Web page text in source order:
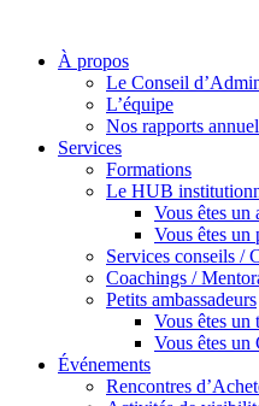
À propos
Le Conseil
L’équipe
Nos rapports
Services
Formations
Le HUB
Vous êtes un
Vous êtes un
Services conseils /
Coachings /
Petits ambassadeurs
Vous êtes un
Vous êtes un
Événements
Rencontres